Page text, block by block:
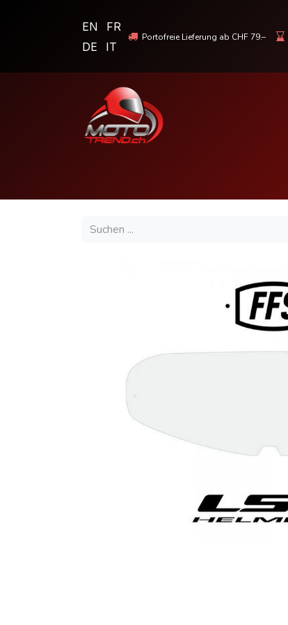
EN
FR
DE
IT
Portofreie Lieferung ab CHF 79.–